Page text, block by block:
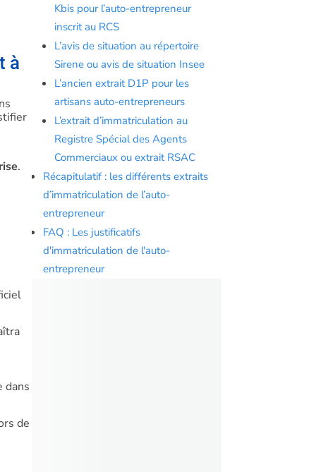
à
.
dans
de
Kbis pour l’auto-entrepreneur
inscrit au RCS
L’avis de situation au répertoire
Sirene ou avis de situation Insee
L’ancien extrait D1P pour les
artisans auto-entrepreneurs
L’extrait d’immatriculation au
Registre Spécial des Agents
Commerciaux ou extrait RSAC
Récapitulatif : les différents extraits
d’immatriculation de l’auto-
entrepreneur
FAQ : Les justificatifs
d'immatriculation de l'auto-
entrepreneur